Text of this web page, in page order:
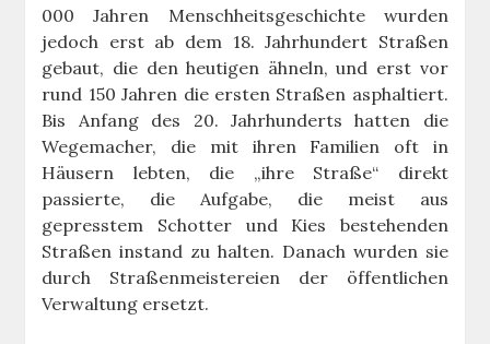
000 Jahren Menschheitsgeschichte wurden
jedoch erst ab dem 18. Jahrhundert Straßen
gebaut, die den heutigen ähneln, und erst vor
rund 150 Jahren die ersten Straßen asphaltiert.
Bis Anfang des 20. Jahrhunderts hatten die
Wegemacher, die mit ihren Familien oft in
Häusern lebten, die „ihre Straße“ direkt
passierte, die Aufgabe, die meist aus
gepresstem Schotter und Kies bestehenden
Straßen instand zu halten. Danach wurden sie
durch Straßenmeistereien der öffentlichen
Verwaltung ersetzt.